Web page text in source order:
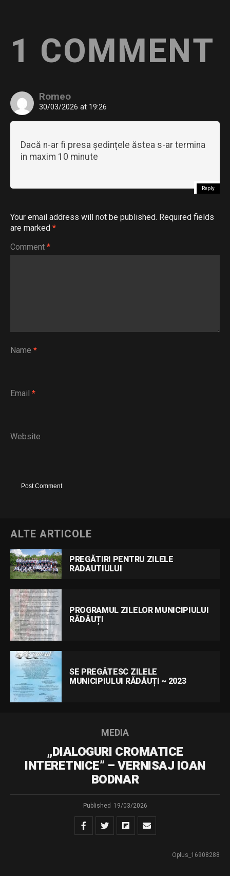
1 COMMENT
Romeo
30/03/2026 at 19:26
Dacă n-ar fi presa ședințele ăstea s-ar termina
in maxim 10 minute
Reply
Your email address will not be published. Required fields
are marked *
Comment *
Name *
Email *
Website
ALTE ARTICOLE
PREGĂTIRI PENTRU ZILELE
RADAUTIULUI
PROGRAMUL ZILELOR MUNICIPIULUI
RĂDĂUȚI
SE PREGĂTESC ZILELE
MUNICIPIULUI RĂDĂUȚI ~ 2023
MEDIA
„DIALOGURI CROMATICE
INTERETNICE” – VERNISAJ IOAN
BODNAR
Published 19/03/2026
Oplus_16908288